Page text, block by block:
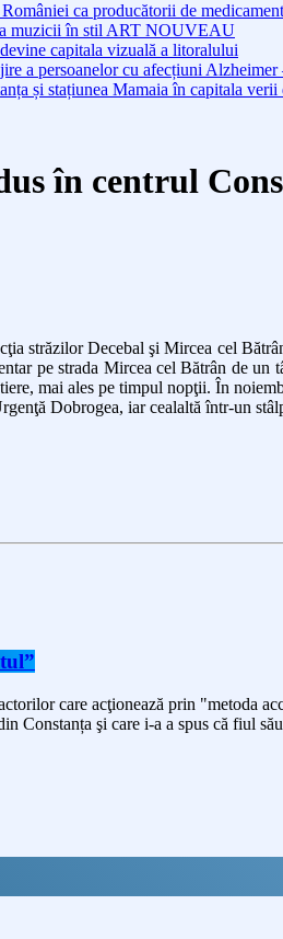
ca producătorii de
muzicii în stil ART NOUVEAU
capitala vizuală a litoralului
a persoanelor cu afecțiuni
și stațiunea Mamaia în capitala
în centrul
străzilor Decebal şi Mircea cel
pe strada Mircea cel Bătrân de
mai ales pe timpul nopţii. În
Dobrogea, iar cealaltă într-un
care acţionează prin "metoda
Constanța şi care i-a a spus că fiul